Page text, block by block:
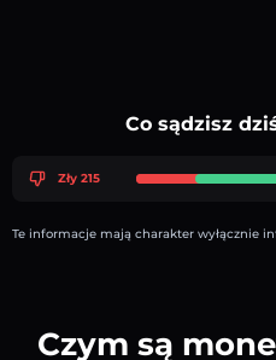
Co sądzisz
Zły 215
Te informacje mają charakter wyłącznie
Czym są